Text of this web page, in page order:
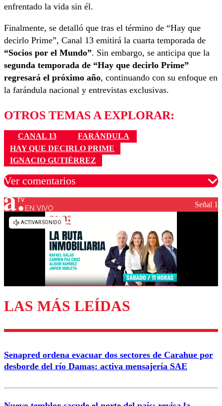
enfrentado la vida sin él.
Finalmente, se detalló que tras el término de “Hay que
decirlo Prime”, Canal 13 emitirá la cuarta temporada de
“Socios por el Mundo”. Sin embargo, se anticipa que la
segunda temporada de “Hay que decirlo Prime”
regresará el próximo año, continuando con su enfoque en
la farándula nacional y entrevistas exclusivas.
OTROS TEMAS A EXPLORAR:
CANAL 13
FARÁNDULA
HAY QUE DECIRLO PRIME
IGNACIO GUTIÉRREZ
Ver comentarios
Los comentarios son moderados para garantizar un
Enviar comentario
EN VIVO Señal 1
LAS MÁS LEÍDAS
Senapred ordena evacuar dos sectores de Carahue por
desborde del río Damas: activa mensajería SAE